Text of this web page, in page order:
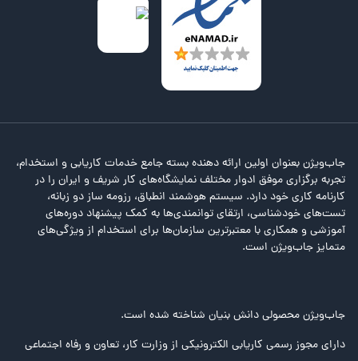
جاب‌ویژن بعنوان اولین ارائه دهنده بسته جامع خدمات کاریابی و استخدام،
تجربه برگزاری موفق ادوار مختلف نمایشگاه‌های کار شریف و ایران را در
کارنامه کاری خود دارد. سیستم هوشمند انطباق، رزومه ساز دو زبانه،
تست‌های خودشناسی، ارتقای توانمندی‌ها به کمک پیشنهاد دوره‌های
آموزشی و همکاری با معتبرترین سازمان‌ها برای استخدام از ویژگی‌های
متمایز جاب‌ویژن است.
جاب‌ویژن محصولی دانش بنیان شناخته شده است.
دارای مجوز رسمی کاریابی الکترونیکی از وزارت کار، تعاون و رفاه اجتماعی